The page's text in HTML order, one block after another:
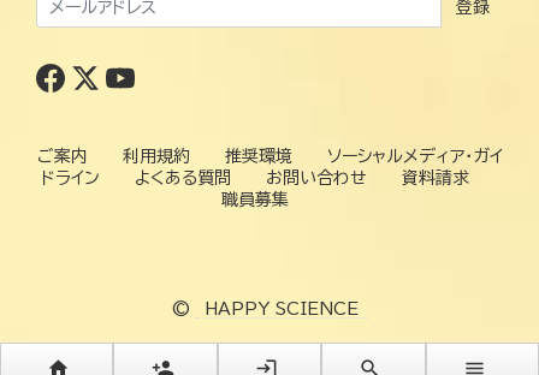
登録
ご案内 利用規約 推奨環境
ソーシャルメディア・ガイ
ドライン
よくある質問 お問い合わせ
資料請求
職員募集
© HAPPY SCIENCE
home person_add login search menu